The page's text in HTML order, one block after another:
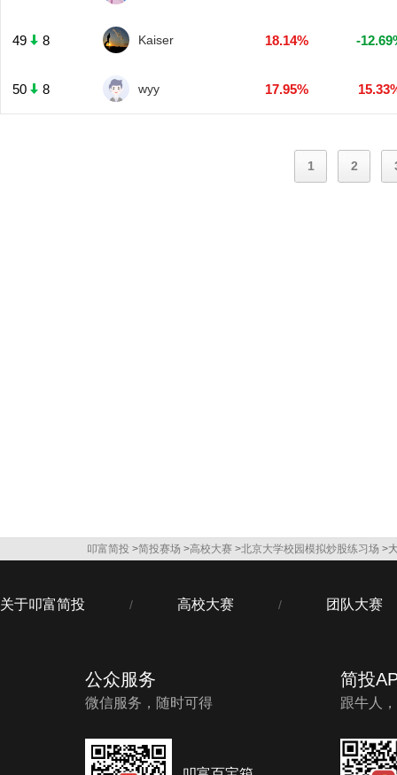
49 8 Kaiser 18.14% -
50 8 wyy 17.95%
1 2
叩富简投 >简投赛场 >高校大赛 >北京大学校园模拟炒股练习场 >
关于叩富简投 / 高校大赛 / 团队大赛
公众服务
微信服务，随时可得
简投
跟牛人